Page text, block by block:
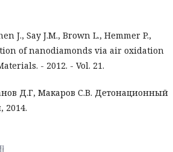
J., Say J.M., Brown L., Hemmer P.,
of nanodiamonds via air oxidation
- 2012. - Vol. 21.
Д.Г, Макаров С.В. Детонационный
2014.